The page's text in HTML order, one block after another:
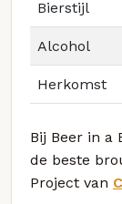
Bierstijl
Alcohol
Herkomst
Bij Beer in a
de beste
Project van